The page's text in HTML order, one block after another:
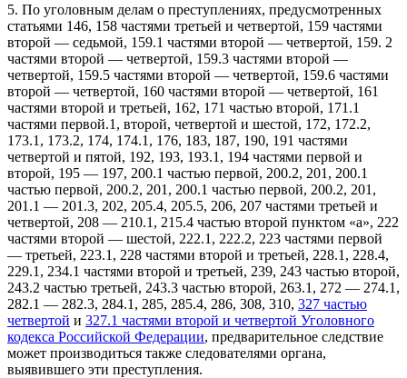
5. По уголовным делам о преступлениях, предусмотренных
статьями 146, 158 частями третьей и четвертой, 159 частями
второй — седьмой, 159.1 частями второй — четвертой, 159. 2
частями второй — четвертой, 159.3 частями второй —
четвертой, 159.5 частями второй — четвертой, 159.6 частями
второй — четвертой, 160 частями второй — четвертой, 161
частями второй и третьей, 162, 171 частью второй, 171.1
частями первой.1, второй, четвертой и шестой, 172, 172.2,
173.1, 173.2, 174, 174.1, 176, 183, 187, 190, 191 частями
четвертой и пятой, 192, 193, 193.1, 194 частями первой и
второй, 195 — 197, 200.1 частью первой, 200.2, 201, 200.1
частью первой, 200.2, 201, 200.1 частью первой, 200.2, 201,
201.1 — 201.3, 202, 205.4, 205.5, 206, 207 частями третьей и
четвертой, 208 — 210.1, 215.4 частью второй пунктом «а», 222
частями второй — шестой, 222.1, 222.2, 223 частями первой
— третьей, 223.1, 228 частями второй и третьей, 228.1, 228.4,
229.1, 234.1 частями второй и третьей, 239, 243 частью второй,
243.2 частью третьей, 243.3 частью второй, 263.1, 272 — 274.1,
282.1 — 282.3, 284.1, 285, 285.4, 286, 308, 310, 327 частью
четвертой и 327.1 частями второй и четвертой Уголовного
кодекса Российской Федерации, предварительное следствие
может производиться также следователями органа,
выявившего эти преступления.